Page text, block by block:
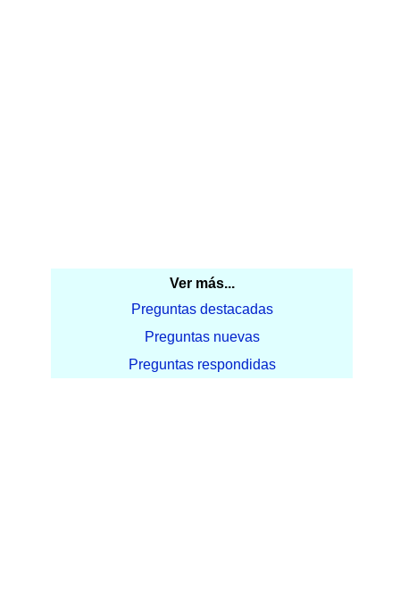
Ver más...
Preguntas destacadas
Preguntas nuevas
Preguntas respondidas